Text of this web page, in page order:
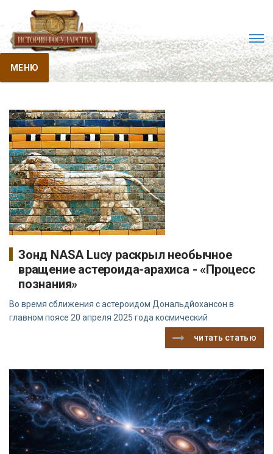
МЕНЮ
Зонд NASA Lucy раскрыл необычное
вращение астероида-арахиса - «Процесс
познания»
Во время сближения с астероидом Дональдйохансон в
главном поясе 20 апреля 2025 года космический
читать статью